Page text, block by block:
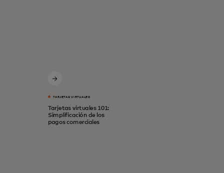
TARJETAS VIRTUALES
Tarjetas virtuales 101:
Simplificación de los
pagos comerciales